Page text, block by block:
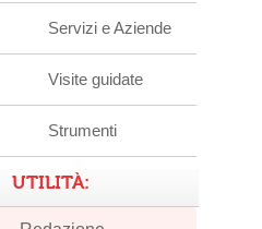
Servizi e Aziende
Visite guidate
Strumenti
UTILITÀ: